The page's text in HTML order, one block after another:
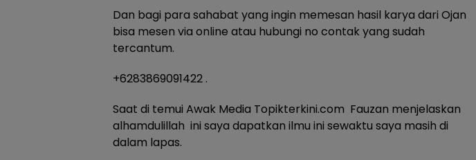
Dan bagi para sahabat yang ingin memesan hasil karya dari Ojan
bisa mesen via online atau hubungi no contak yang sudah
tercantum.
+6283869091422 .
Saat di temui Awak Media Topikterkini.com Fauzan menjelaskan
alhamdulillah ini saya dapatkan ilmu ini sewaktu saya masih di
dalam lapas.